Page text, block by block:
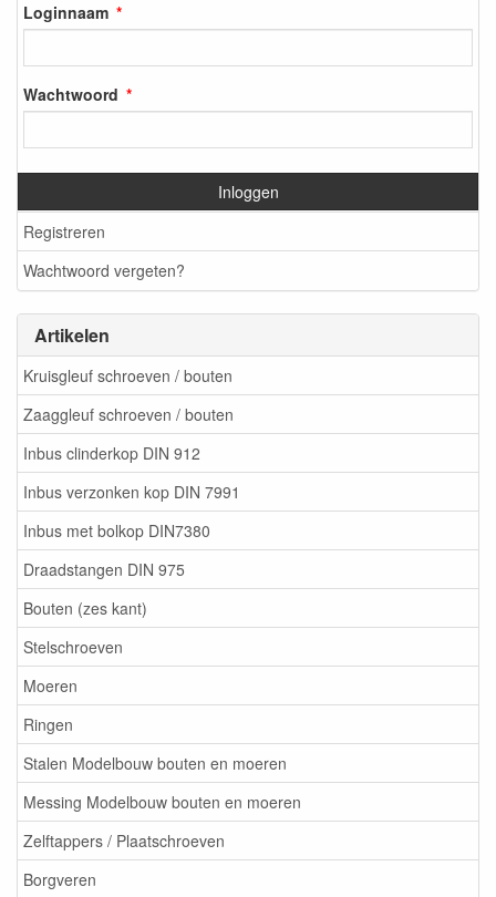
Loginnaam
Wachtwoord
Inloggen
Registreren
Wachtwoord vergeten?
Artikelen
Kruisgleuf schroeven / bouten
Zaaggleuf schroeven / bouten
Inbus clinderkop DIN 912
Inbus verzonken kop DIN 7991
Inbus met bolkop DIN7380
Draadstangen DIN 975
Bouten (zes kant)
Stelschroeven
Moeren
Ringen
Stalen Modelbouw bouten en moeren
Messing Modelbouw bouten en moeren
Zelftappers / Plaatschroeven
Borgveren